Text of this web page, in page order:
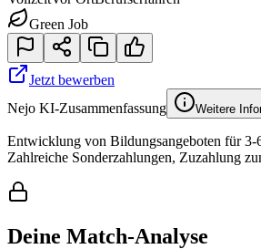
Green Job
Jetzt bewerben
Nejo KI-Zusammenfassung
Weitere
Entwicklung von Bildungsangeboten für
Zahlreiche Sonderzahlungen, Zuzahlung
Deine Match-Analyse